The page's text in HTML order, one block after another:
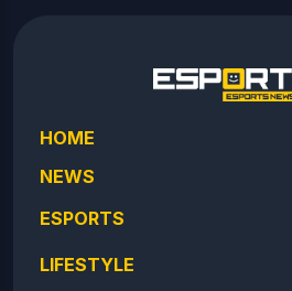
HOME
NEWS
ESPORTS
LIFESTYLE